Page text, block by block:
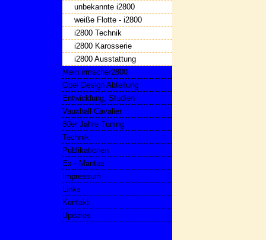
unbekannte i2800
weiße Flotte - i2800
i2800 Technik
i2800 Karosserie
i2800 Ausstattung
Mein irmscher2800
Opel Design Abteilung
Entwicklung, Studien
Vauxhall Cavalier
80er Jahre Tuning
Technik
Publikationen
Ex - Mantas
Impressum
Links
Kontakt
Updates